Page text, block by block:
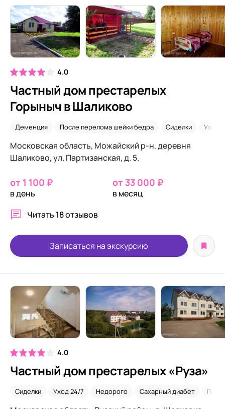
4.0
Частный дом престарелых
Горыныч в Шаликово
Деменция После перелома шейки бедра Сиделки Уход
Московская область, Можайский р-н, деревня
Шаликово, ул. Партизанская, д. 5.
от 1 100 ₽
в день
от 33 000 ₽
в месяц
Читать 18 отзывов
Записаться на экскурсию
4.0
Частный дом престарелых «Руза»
Сиделки Уход 24/7 Недорого Сахарный диабет